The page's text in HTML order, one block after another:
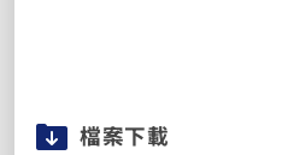
檔案下載